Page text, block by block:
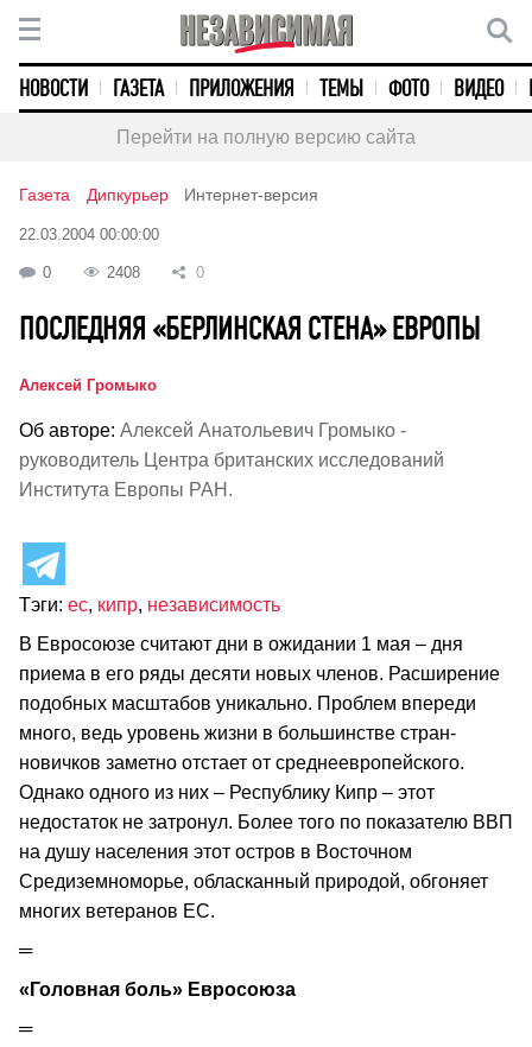
НОВОСТИ ГАЗЕТА ПРИЛОЖЕНИЯ ТЕМЫ ФОТО ВИДЕО
Перейти на полную версию сайта
Газета Дипкурьер Интернет-версия
22.03.2004 00:00:00
0 2408 0
ПОСЛЕДНЯЯ «БЕРЛИНСКАЯ СТЕНА» ЕВРОПЫ
Алексей Громыко
Об авторе: Алексей Анатольевич Громыко -
руководитель Центра британских исследований
Института Европы РАН.
Тэги: ес, кипр, независимость
В Евросоюзе считают дни в ожидании 1 мая – дня
приема в его ряды десяти новых членов. Расширение
подобных масштабов уникально. Проблем впереди
много, ведь уровень жизни в большинстве стран-
новичков заметно отстает от среднеевропейского.
Однако одного из них – Республику Кипр – этот
недостаток не затронул. Более того по показателю ВВП
на душу населения этот остров в Восточном
Средиземноморье, обласканный природой, обгоняет
многих ветеранов ЕС.
═
«Головная боль» Евросоюза
═